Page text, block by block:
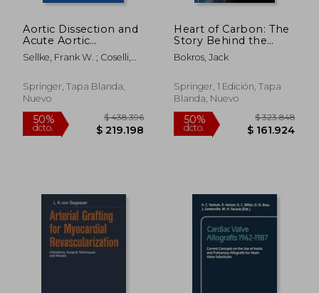
50%
$ 129.403
50%
Aortic Dissection and
Acute Aortic
Syndromes (en
Inglés)
Sellke, Frank W. ; Coselli,
M.
Springer, Tapa Blanda,
Nuevo
Heart of Carbon: The
Story Behind the
Pursuit of the Perfect
Mechanical Heart
Bokros, Jack
Springer, 1 Edición, Tapa
Blanda, Nuevo